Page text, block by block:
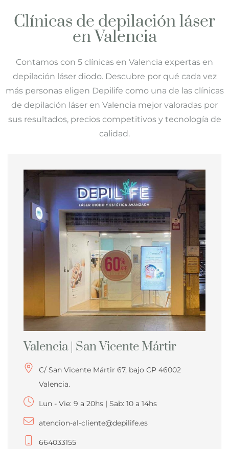
Clínicas de depilación láser
en Valencia
Contamos con 5 clínicas en Valencia expertas en
depilación láser diodo. Descubre por qué cada vez
más personas eligen Depilife como una de las clínicas
de depilación láser en Valencia mejor valoradas por
sus resultados, precios competitivos y tecnología de
calidad.
Valencia | San Vicente Mártir
C/ San Vicente Mártir 67, bajo CP 46002
Valencia.
Lun - Vie: 9 a 20hs | Sab: 10 a 14hs
atencion-al-cliente@depilife.es
664033155